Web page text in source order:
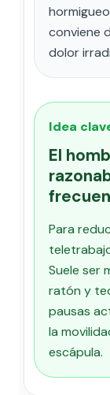
conviene
dolor
Idea
El
Para
Suele ser
ratón y
pausas
la
escápula.